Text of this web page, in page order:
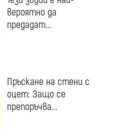
вероятно да
предадат...
Пръскане на стени с
оцет: Защо се
препоръчва...